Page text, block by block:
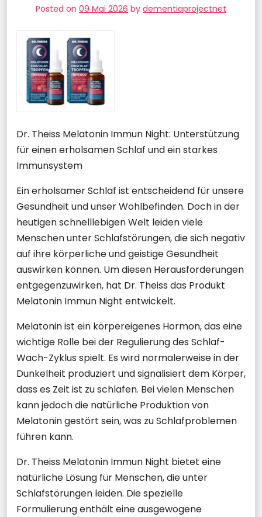
Posted on 09 Mai 2026 by dementiaprojectnet
Dr. Theiss Melatonin Immun Night: Unterstützung
für einen erholsamen Schlaf und ein starkes
Immunsystem
Ein erholsamer Schlaf ist entscheidend für unsere
Gesundheit und unser Wohlbefinden. Doch in der
heutigen schnelllebigen Welt leiden viele
Menschen unter Schlafstörungen, die sich negativ
auf ihre körperliche und geistige Gesundheit
auswirken können. Um diesen Herausforderungen
entgegenzuwirken, hat Dr. Theiss das Produkt
Melatonin Immun Night entwickelt.
Melatonin ist ein körpereigenes Hormon, das eine
wichtige Rolle bei der Regulierung des Schlaf-
Wach-Zyklus spielt. Es wird normalerweise in der
Dunkelheit produziert und signalisiert dem Körper,
dass es Zeit ist zu schlafen. Bei vielen Menschen
kann jedoch die natürliche Produktion von
Melatonin gestört sein, was zu Schlafproblemen
führen kann.
Dr. Theiss Melatonin Immun Night bietet eine
natürliche Lösung für Menschen, die unter
Schlafstörungen leiden. Die spezielle
Formulierung enthält eine ausgewogene